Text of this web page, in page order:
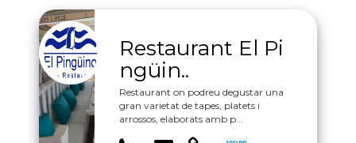
Restaurant El Pi
ngüin..
Restaurant on podreu degustar una
gran varietat de tapes, platets i
arrossos, elaborats amb p...